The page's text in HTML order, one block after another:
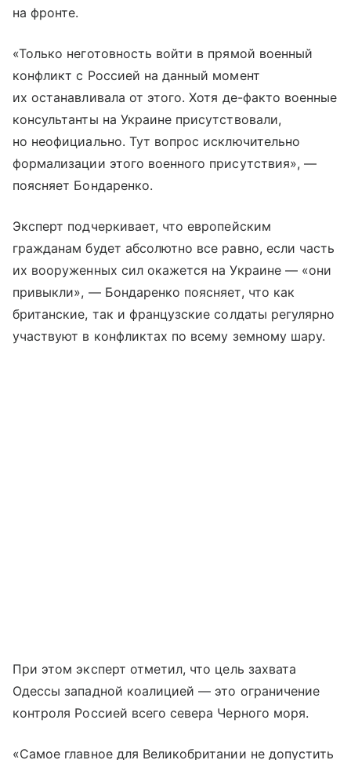
на фронте.
«Только неготовность войти в прямой военный
конфликт с Россией на данный момент
их останавливала от этого. Хотя де-факто военные
консультанты на Украине присутствовали,
но неофициально. Тут вопрос исключительно
формализации этого военного присутствия», —
поясняет Бондаренко.
Эксперт подчеркивает, что европейским
гражданам будет абсолютно все равно, если часть
их вооруженных сил окажется на Украине — «они
привыкли», — Бондаренко поясняет, что как
британские, так и французские солдаты регулярно
участвуют в конфликтах по всему земному шару.
При этом эксперт отметил, что цель захвата
Одессы западной коалицией — это ограничение
контроля Россией всего севера Черного моря.
«Самое главное для Великобритании не допустить